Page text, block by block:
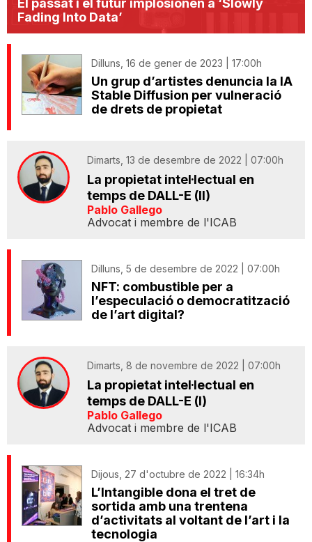
El passat i el futur implosionen a ‘Slowly
Fading Into Data’
Dilluns, 16 de gener de 2023 | 17:00h
Un grup d’artistes denuncia la IA
Stable Diffusion per vulneració
de drets de propietat
Dimarts, 13 de desembre de 2022 | 07:00h
La propietat intel·lectual en
temps de DALL-E (II)
Pablo Gallego
Advocat i membre de l'ICAB
Dilluns, 5 de desembre de 2022 | 07:00h
NFT: combustible per a
l’especulació o democratització
de l’art digital?
Dimarts, 8 de novembre de 2022 | 07:00h
La propietat intel·lectual en
temps de DALL-E (I)
Pablo Gallego
Advocat i membre de l'ICAB
Dijous, 27 d'octubre de 2022 | 16:34h
L’Intangible dona el tret de
sortida amb una trentena
d’activitats al voltant de l’art i la
tecnologia